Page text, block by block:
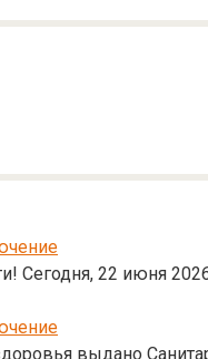
Сегодня, 22 июня
выдано